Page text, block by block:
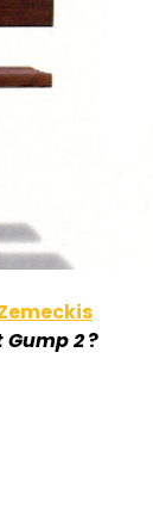
Gump 2?